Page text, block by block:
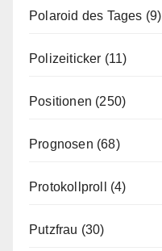
Polaroid des Tages (9)
Polizeiticker (11)
Positionen (250)
Prognosen (68)
Protokollproll (4)
Putzfrau (30)